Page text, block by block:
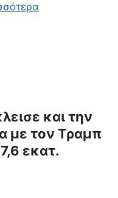
και την
με τον Τραμπ
εκατ.